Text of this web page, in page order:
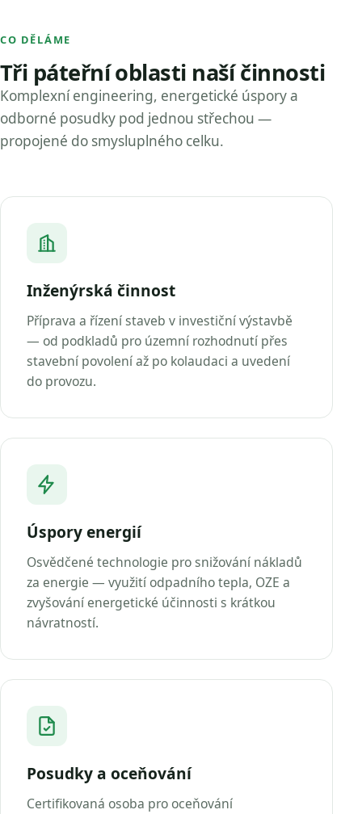
CO DĚLÁME
Tři páteřní oblasti naší činnosti
Komplexní engineering, energetické úspory a
odborné posudky pod jednou střechou —
propojené do smysluplného celku.
Inženýrská činnost
Příprava a řízení staveb v investiční výstavbě
— od podkladů pro územní rozhodnutí přes
stavební povolení až po kolaudaci a uvedení
do provozu.
Úspory energií
Osvědčené technologie pro snižování nákladů
za energie — využití odpadního tepla, OZE a
zvyšování energetické účinnosti s krátkou
návratností.
Posudky a oceňování
Certifikovaná osoba pro oceňování